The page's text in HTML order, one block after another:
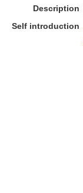
Description
Self introduction